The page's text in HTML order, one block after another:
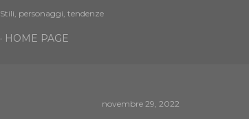
Stili, personaggi, tendenze
HOME PAGE
novembre 29, 2022